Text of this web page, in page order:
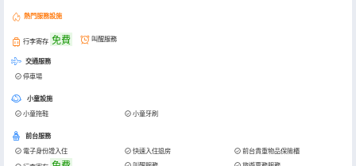
熱門服務設施
行李寄存 免費 叫醒服務
交通服務
停車場
小童設施
小童拖鞋 小童牙刷
前台服務
電子身份證入住 快速入住退房
前台貴重物品保險櫃